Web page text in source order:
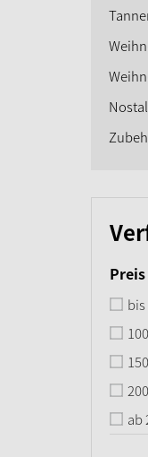
bis
ab